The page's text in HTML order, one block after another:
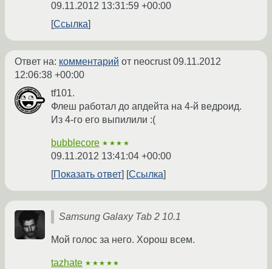
09.11.2012 13:31:59 +00:00
Ссылка
Ответ на: комментарий от neocrust09.11.2012
12:06:38 +00:00
tf101.
Флеш работал до апдейта на 4-й ведроид.
Из 4-го его выпилили :(
bubblecore ★★★★
09.11.2012 13:41:04 +00:00
Показать ответ
Ссылка
Samsung Galaxy Tab 2 10.1
Мой голос за него. Хорош всем.
tazhate ★★★★★